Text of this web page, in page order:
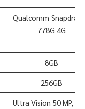
Qualcomm
778G 4G
8GB
256GB
Ultra Vision 50 MP, f/